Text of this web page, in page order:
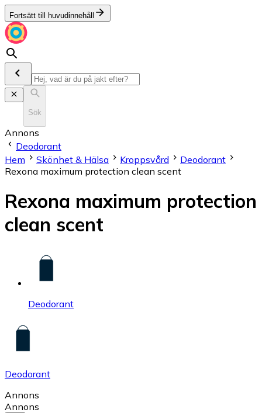
Fortsätt till huvudinnehåll
Sök
Annons
Deodorant
Hem
Skönhet & Hälsa Kroppsvård
Deodorant
Rexona maximum protection clean scent
Rexona maximum protection
clean scent
Deodorant
Deodorant
Annons
Annons